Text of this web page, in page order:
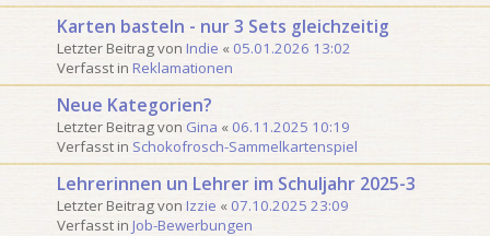
Karten basteln - nur 3 Sets gleichzeitig
Letzter Beitrag von Indie « 05.01.2026 13:02
Verfasst in Reklamationen
Neue Kategorien?
Letzter Beitrag von Gina « 06.11.2025 10:19
Verfasst in Schokofrosch-Sammelkartenspiel
Lehrerinnen un Lehrer im Schuljahr 2025-3
Letzter Beitrag von Izzie « 07.10.2025 23:09
Verfasst in Job-Bewerbungen